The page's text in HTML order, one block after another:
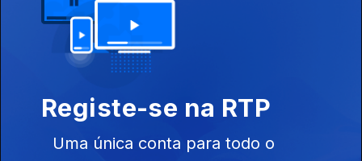
Convidado: Pedro Vieira
Especial Jantar «Obrigado, Internet»
Registe-se na RTP
Uma única conta para todo o